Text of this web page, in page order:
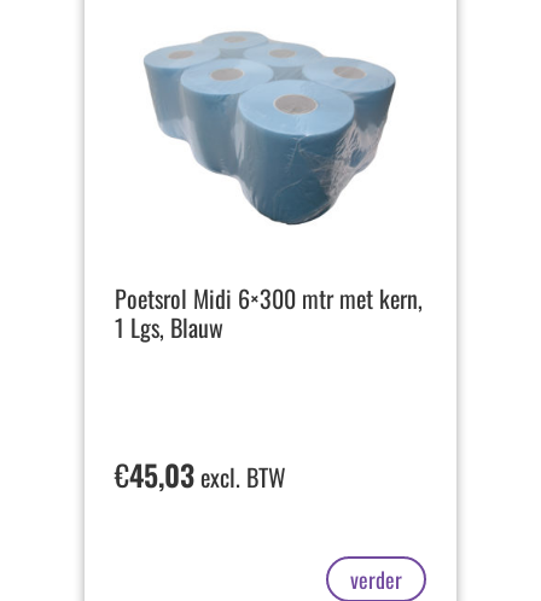
Poetsrol Midi 6×300 mtr met kern,
1 Lgs, Blauw
€45,03excl. BTW
verder